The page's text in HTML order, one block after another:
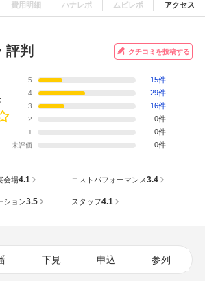
費用明細 ハナレポ ムビレポ アクセス
評判 クチコミを投稿する
5 15件
4 29件
3 16件
2 0件
1 0件
未評価 0件
会場4.1 コストパフォーマンス3.4
ション3.5 スタッフ4.1
下見 申込 参列